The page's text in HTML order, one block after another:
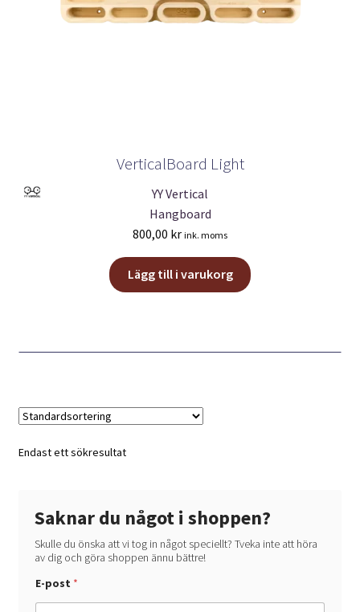
VerticalBoard Light
YY Vertical
Hangboard
800,00 kr ink. moms
Lägg till i varukorg
Endast ett sökresultat
Saknar du något i shoppen?
Skulle du önska att vi tog in något speciellt? Tveka inte att höra
av dig och göra shoppen ännu bättre!
E
E-post *